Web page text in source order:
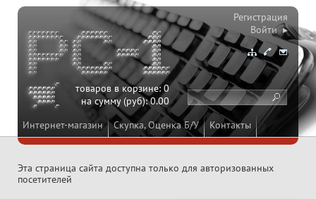
Интернет-магазин Скупка, Оценка Б/У Контакты
товаров в корзине:0
на сумму (руб):0.00
Регистрация
Войти ▸
Эта страница сайта доступна только для авторизованных
посетителей